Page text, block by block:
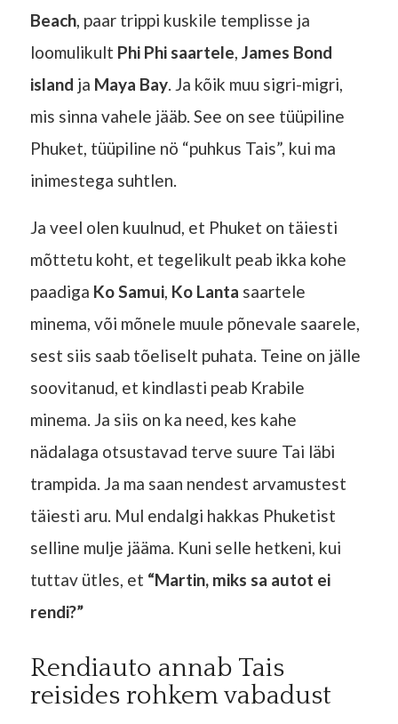
Beach, paar trippi kuskile templisse ja
loomulikult Phi Phi saartele, James Bond
island ja Maya Bay. Ja kõik muu sigri-migri,
mis sinna vahele jääb. See on see tüüpiline
Phuket, tüüpiline nö “puhkus Tais”, kui ma
inimestega suhtlen.
Ja veel olen kuulnud, et Phuket on täiesti
mõttetu koht, et tegelikult peab ikka kohe
paadiga Ko Samui, Ko Lanta saartele
minema, või mõnele muule põnevale saarele,
sest siis saab tõeliselt puhata. Teine on jälle
soovitanud, et kindlasti peab Krabile
minema. Ja siis on ka need, kes kahe
nädalaga otsustavad terve suure Tai läbi
trampida. Ja ma saan nendest arvamustest
täiesti aru. Mul endalgi hakkas Phuketist
selline mulje jääma. Kuni selle hetkeni, kui
tuttav ütles, et “Martin, miks sa autot ei
rendi?”
Rendiauto annab Tais
reisides rohkem vabadust